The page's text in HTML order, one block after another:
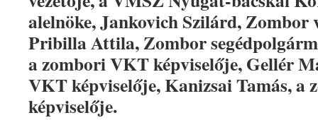
alelnöke, Jankovich Szilárd, Zombor
Pribilla Attila, Zombor
a zombori VKT képviselője, Gellér
VKT képviselője, Kanizsai Tamás,
képviselője.